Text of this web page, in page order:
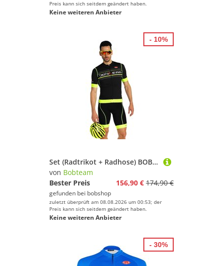
Preis kann sich seitdem geändert haben.
Keine weiteren Anbieter
Set (Radtrikot + Radhose) BOBTEAM Scatto, für Herren
von Bobteam
Bester Preis
156,90 € 174,90 €
gefunden bei bobshop
zuletzt überprüft am 08.08.2026 um 00:53; der
Preis kann sich seitdem geändert haben.
Keine weiteren Anbieter
- 10%
- 30%